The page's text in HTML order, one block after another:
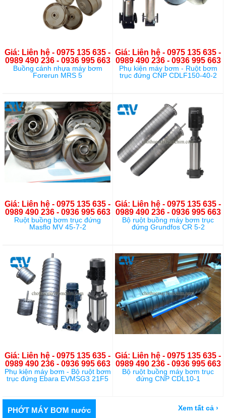
Giá: Liên hệ - 0975 135 635 -
0989 490 236 - 0936 995 663
Buồng cánh nhựa máy bơm
Forerun MRS 5
Giá: Liên hệ - 0975 135 635 -
0989 490 236 - 0936 995 663
Phụ kiện máy bơm - Ruột bơm
trục đứng CNP CDLF150-40-2
Giá: Liên hệ - 0975 135 635 -
0989 490 236 - 0936 995 663
Ruột buồng bơm trục đứng
Masflo MV 45-7-2
Giá: Liên hệ - 0975 135 635 -
0989 490 236 - 0936 995 663
Bộ ruột buồng máy bơm trục
đứng Grundfos CR 5-2
Giá: Liên hệ - 0975 135 635 -
0989 490 236 - 0936 995 663
Phụ kiện máy bơm - Bộ ruột bơm
trục đứng Ebara EVMSG3 21F5
Giá: Liên hệ - 0975 135 635 -
0989 490 236 - 0936 995 663
Bộ ruột buồng máy bơm trục
đứng CNP CDL10-1
PHỚT MÁY BƠM nước Xem tất cả ›